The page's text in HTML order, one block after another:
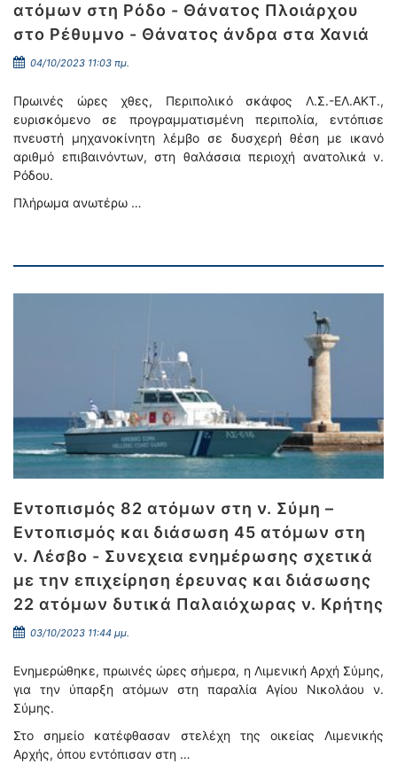
ατόμων στη Ρόδο - Θάνατος Πλοιάρχου
στο Ρέθυμνο - Θάνατος άνδρα στα Χανιά
04/10/2023 11:03 πμ.
Πρωινές ώρες χθες, Περιπολικό σκάφος Λ.Σ.-ΕΛ.ΑΚΤ.,
ευρισκόμενο σε προγραμματισμένη περιπολία, εντόπισε
πνευστή μηχανοκίνητη λέμβο σε δυσχερή θέση με ικανό
αριθμό επιβαινόντων, στη θαλάσσια περιοχή ανατολικά ν.
Ρόδου.
Πλήρωμα ανωτέρω …
Εντοπισμός 82 ατόμων στη ν. Σύμη –
Εντοπισμός και διάσωση 45 ατόμων στη
ν. Λέσβο - Συνεχεια ενημέρωσης σχετικά
με την επιχείρηση έρευνας και διάσωσης
22 ατόμων δυτικά Παλαιόχωρας ν. Κρήτης
03/10/2023 11:44 μμ.
Ενημερώθηκε, πρωινές ώρες σήμερα, η Λιμενική Αρχή Σύμης,
για την ύπαρξη ατόμων στη παραλία Αγίου Νικολάου ν.
Σύμης.
Στο σημείο κατέφθασαν στελέχη της οικείας Λιμενικής
Αρχής, όπου εντόπισαν στη …